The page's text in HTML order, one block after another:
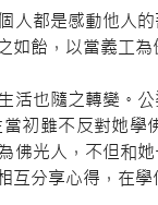
都是感動他人的
如飴，以當義工為
也隨之轉變。公
初雖不反對她
佛光人，不但和
分享心得，在學